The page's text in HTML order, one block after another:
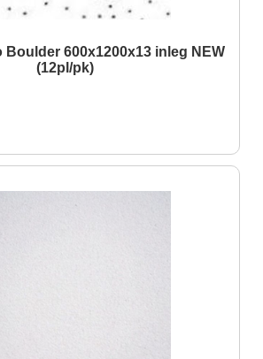
Boulder 600x1200x13 inleg NEW
(12pl/pk)